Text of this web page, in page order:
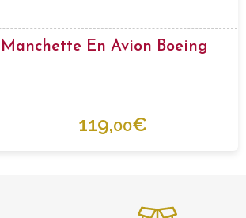
Manchette En Avion Boeing
119,00€